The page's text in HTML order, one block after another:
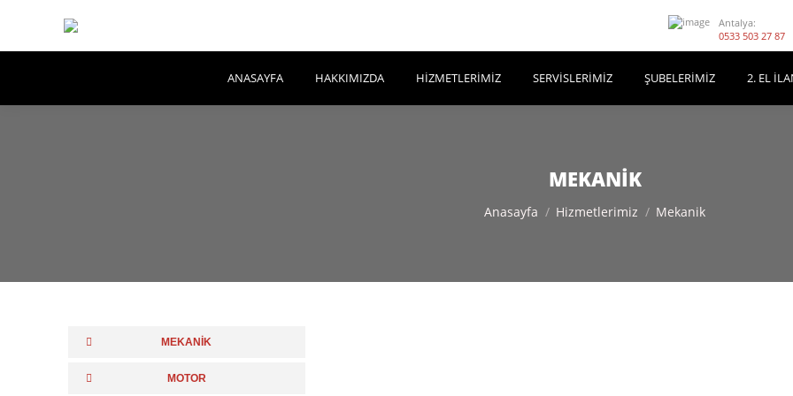
Antalya:
0533 503 27 87
ANASAYFA HAKKIMIZDA HIZMETLERIMIZ SERVISLERIMIZ ŞUBELERIMIZ 2. EL
MEKANIK
You are here:
Anasayfa Hizmetlerimiz Mekanik
MEKANİK
MOTOR